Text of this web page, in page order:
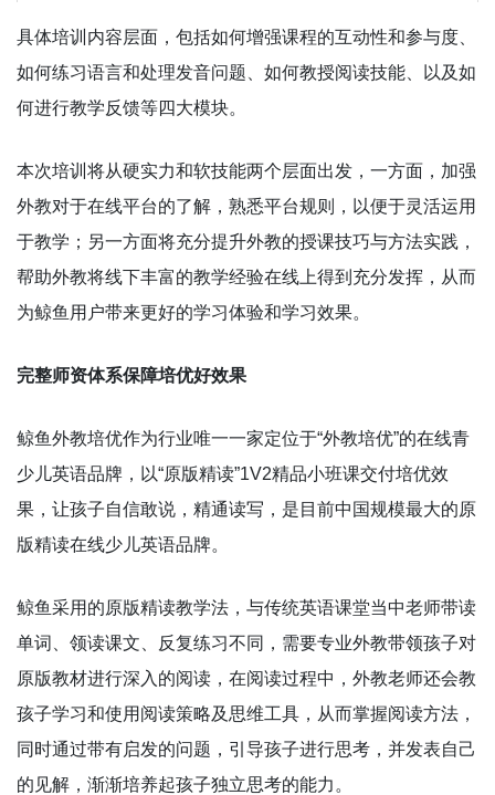
具体培训内容层面，包括如何增强课程的互动性和参与度、
如何练习语言和处理发音问题、如何教授阅读技能、以及如
何进行教学反馈等四大模块。
本次培训将从硬实力和软技能两个层面出发，一方面，加强
外教对于在线平台的了解，熟悉平台规则，以便于灵活运用
于教学；另一方面将充分提升外教的授课技巧与方法实践，
帮助外教将线下丰富的教学经验在线上得到充分发挥，从而
为鲸鱼用户带来更好的学习体验和学习效果。
完整师资体系保障培优好效果
鲸鱼外教培优作为行业唯一一家定位于“外教培优”的在线青
少儿英语品牌，以“原版精读”1V2精品小班课交付培优效
果，让孩子自信敢说，精通读写，是目前中国规模最大的原
版精读在线少儿英语品牌。
鲸鱼采用的原版精读教学法，与传统英语课堂当中老师带读
单词、领读课文、反复练习不同，需要专业外教带领孩子对
原版教材进行深入的阅读，在阅读过程中，外教老师还会教
孩子学习和使用阅读策略及思维工具，从而掌握阅读方法，
同时通过带有启发的问题，引导孩子进行思考，并发表自己
的见解，渐渐培养起孩子独立思考的能力。